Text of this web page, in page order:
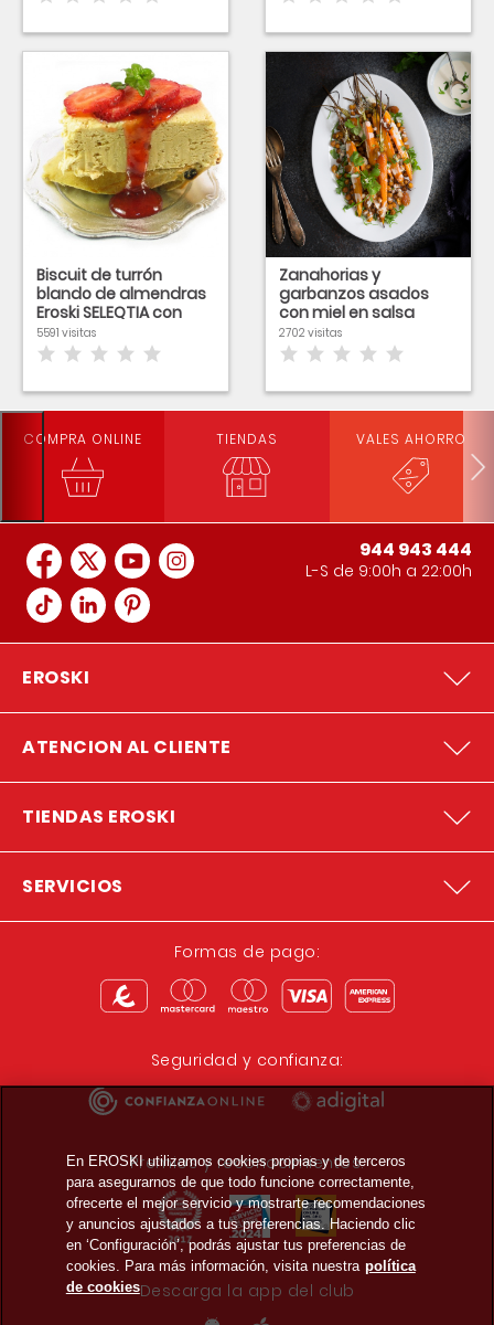
Biscuit de turrón
blando de almendras
Eroski SELEQTIA con
salsa de fresas
5591 visitas
Zanahorias y
garbanzos asados
con miel en salsa
tahina
2702 visitas
COMPRA ONLINE TIENDAS VALES AHORRO
944 943 444
L-S de 9:00h a 22:00h
EROSKI
ATENCION AL CLIENTE
TIENDAS EROSKI
SERVICIOS
Formas de pago:
Seguridad y confianza:
Premios y reconocimientos:
Descarga la app del club
En EROSKI utilizamos cookies propias y de terceros
para asegurarnos de que todo funcione correctamente,
ofrecerte el mejor servicio y mostrarte recomendaciones
y anuncios ajustados a tus preferencias. Haciendo clic
en ‘Configuración’, podrás ajustar tus preferencias de
cookies. Para más información, visita nuestra política
de cookies